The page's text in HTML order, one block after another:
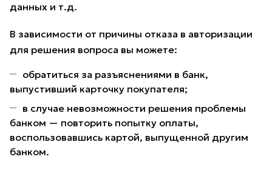
данных и т.д.
В зависимости от причины отказа в авторизации
для решения вопроса вы можете:
обратиться за разъяснениями в банк,
выпустивший карточку покупателя;
в случае невозможности решения проблемы
банком — повторить попытку оплаты,
воспользовавшись картой, выпущенной другим
банком.